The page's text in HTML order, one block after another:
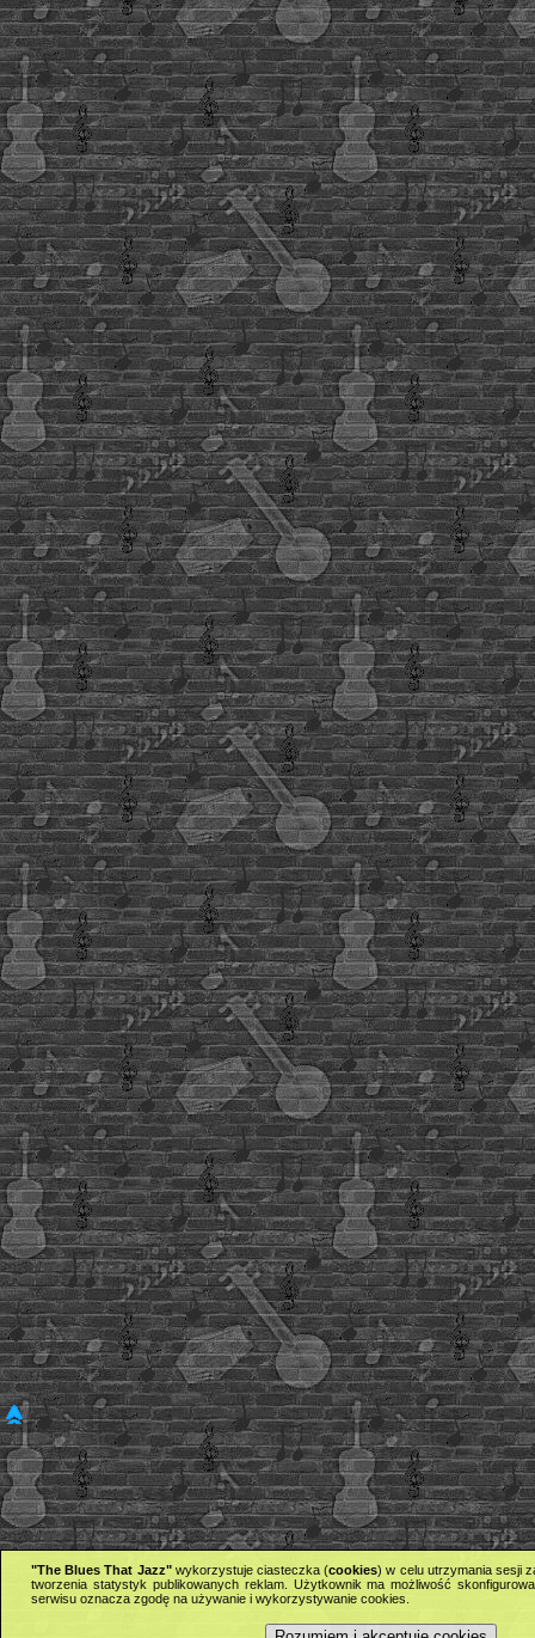
"The Blues That Jazz"wykorzystuje ciasteczka (cookies) w celu utrzymania sesji
tworzenia statystyk publikowanych reklam. Użytkownik ma możliwość
serwisu oznacza zgodę na używanie i wykorzystywanie cookies.